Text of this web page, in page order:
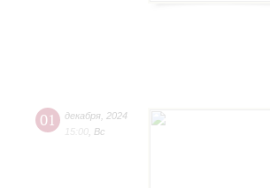
01 декабря 2024
15:00 Вс